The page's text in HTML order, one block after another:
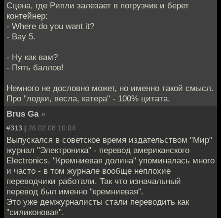
Сцена, где Рипли залезает в погрузчик и берет
контейнер:
- Where do you want it?
- Bay 5.
- Ну как вам?
- Пять баллов!
Немного не дословно может, но именно такой смысл.
Про "лодки, весла, катера" - 100% цитата.
Brus Ga »
#313 | 26.02.08 10:04
Выпускался в советское время издательством "Мир"
журнал "Электроника" - перевод американского
Electronics. "Кремниевая долина" упоминалась много
и часто - в том журнале вообще неплохие
переводчики работали. Так что изначальный
перевод был именно "кремниевая".
Это уже демжурналисты стали переводить как
"силиконовая".